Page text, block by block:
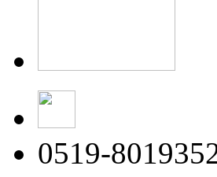
0519-